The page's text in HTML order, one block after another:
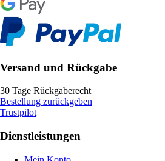
Versand und Rückgabe
30 Tage Rückgaberecht
Bestellung zurückgeben
Trustpilot
Dienstleistungen